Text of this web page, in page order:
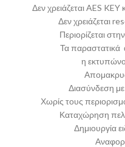
Δεν χρειάζεται AES
Δεν χρειάζεται
Περιορίζεται
Τα παραστατικά
η
Διασύνδεση με
Χωρίς τους
Καταχώρηση
Δημιουργία